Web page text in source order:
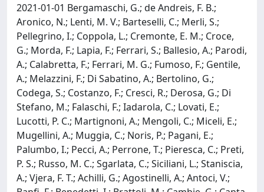
2021-01-01 Bergamaschi, G.; de Andreis, F. B.;
Aronico, N.; Lenti, M. V.; Barteselli, C.; Merli, S.;
Pellegrino, I.; Coppola, L.; Cremonte, E. M.; Croce,
G.; Morda, F.; Lapia, F.; Ferrari, S.; Ballesio, A.; Parodi,
A.; Calabretta, F.; Ferrari, M. G.; Fumoso, F.; Gentile,
A.; Melazzini, F.; Di Sabatino, A.; Bertolino, G.;
Codega, S.; Costanzo, F.; Cresci, R.; Derosa, G.; Di
Stefano, M.; Falaschi, F.; Iadarola, C.; Lovati, E.;
Lucotti, P. C.; Martignoni, A.; Mengoli, C.; Miceli, E.;
Mugellini, A.; Muggia, C.; Noris, P.; Pagani, E.;
Palumbo, I.; Pecci, A.; Perrone, T.; Pieresca, C.; Preti,
P. S.; Russo, M. C.; Sgarlata, C.; Siciliani, L.; Staniscia,
A.; Vjera, F. T.; Achilli, G.; Agostinelli, A.; Antoci, V.;